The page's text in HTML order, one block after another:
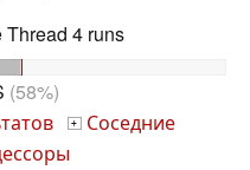
4 runs
(58%)
+ Соседние